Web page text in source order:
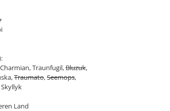
Traunfugil,Bluzuk,
Traumato,Seemops,
Skyllyk
Land